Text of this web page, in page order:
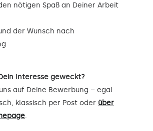
nötigen Spaß an Deiner Arbeit
der Wunsch nach
Interesse geweckt?
auf Deine Bewerbung – egal
klassisch per Post oder über
.